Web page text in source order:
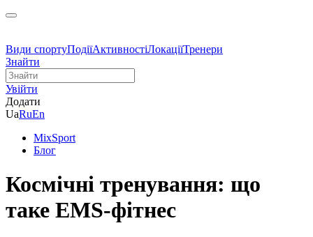
Види спортуПодіїАктивностіЛокаціїТренери
Знайти
Увійти
Додати
UaRuEn
MixSport
Блог
Космічні тренування: що
таке EMS-фітнес